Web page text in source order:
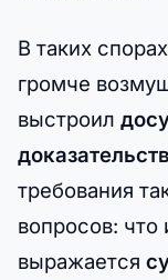
В таких
громче
выстроил
требования
вопросов:
выражается